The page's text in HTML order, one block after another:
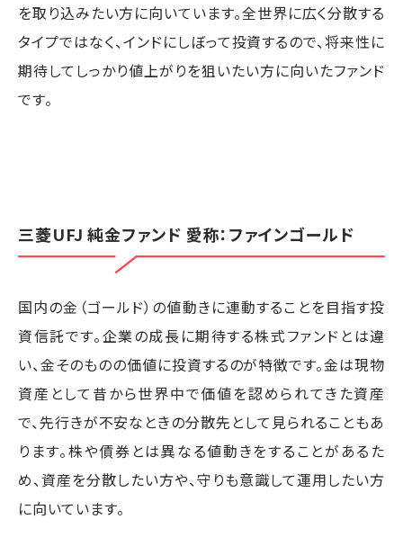
を取り込みたい方に向いています。全世界に広く分散する
タイプではなく、インドにしぼって投資するので、将来性に
期待してしっかり値上がりを狙いたい方に向いたファンド
です。
三菱UFJ 純金ファンド 愛称：ファインゴールド
国内の金（ゴールド）の値動きに連動することを目指す投
資信託です。企業の成長に期待する株式ファンドとは違
い、金そのものの価値に投資するのが特徴です。金は現物
資産として昔から世界中で価値を認められてきた資産
で、先行きが不安なときの分散先として見られることもあ
ります。株や債券とは異なる値動きをすることがあるた
め、資産を分散したい方や、守りも意識して運用したい方
に向いています。